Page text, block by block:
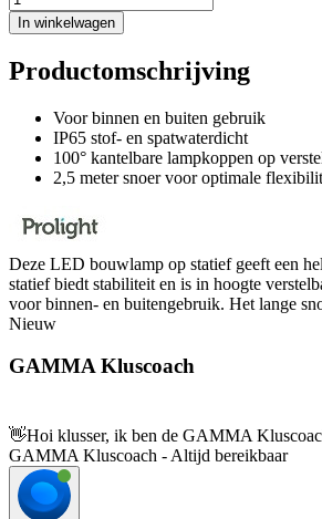
In winkelwagen
Productomschrijving
Voor binnen en buiten gebruik
IP65 stof- en spatwaterdicht
100° kantelbare lampkoppen op
2,5 meter snoer voor optimale
Deze LED bouwlamp op statief geeft een
statief biedt stabiliteit en is in hoogte
voor binnen- en buitengebruik. Het lange
Nieuw
GAMMA Kluscoach
👋Hoi klusser, ik ben de GAMMA
GAMMA Kluscoach - Altijd bereikbaar